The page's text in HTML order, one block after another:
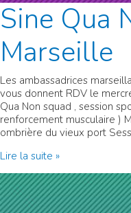
Sine Qua
Marseille
Les ambassadrices
vous donnent RDV le
Qua Non squad , session
renforcement musculaire )
ombrière du vieux port
Sine
Non
Squad
–
Lire la suite »